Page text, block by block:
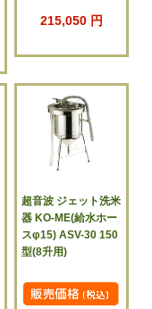
215,050 円
超音波 ジェット洗米
器 KO-ME(給水ホー
スφ15) ASV-30 150
型(8升用)